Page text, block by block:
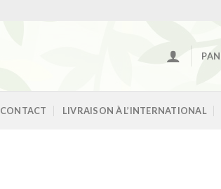
CONTACT LIVRAISON À L’INTERNATIONAL